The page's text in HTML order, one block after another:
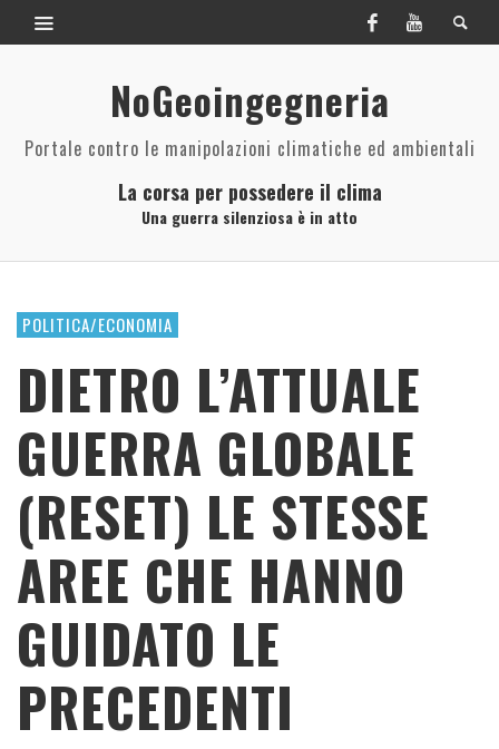
NoGeoingegneria
Portale contro le manipolazioni climatiche ed ambientali
La corsa per possedere il clima
Una guerra silenziosa è in atto
POLITICA/ECONOMIA
DIETRO L’ATTUALE
GUERRA GLOBALE
(RESET) LE STESSE
AREE CHE HANNO
GUIDATO LE
PRECEDENTI